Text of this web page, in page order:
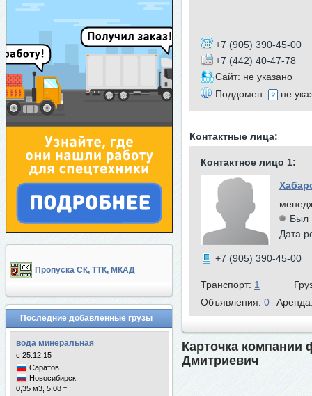
Пропуска СК, ТТК, МКАД
Последние добавленные грузы
вода минеральная
с 25.12.15
Саратов
Новосибирск
0,35 м3, 5,08 т
+7 (905) 390-45-00
+7 (442) 40-47-78
Сайт: не указано
Поддомен:
не
Контактные лица:
Контактное лицо 1:
Был
Дата
+7 (905) 390-45-00
Транспорт: 1
Объявления: 0
Карточка компании
Дмитриевич